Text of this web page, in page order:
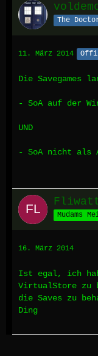
The
11. März 2014
Die Savegames
- SoA auf der
UND
- SoA nicht als
16. März 2014
Ist egal, ich
VirtualStore zu
die Saves zu
Ding